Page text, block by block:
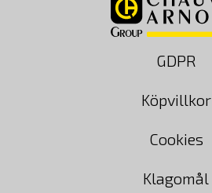
GDPR
Köpvillkor
Cookies
Klagomål